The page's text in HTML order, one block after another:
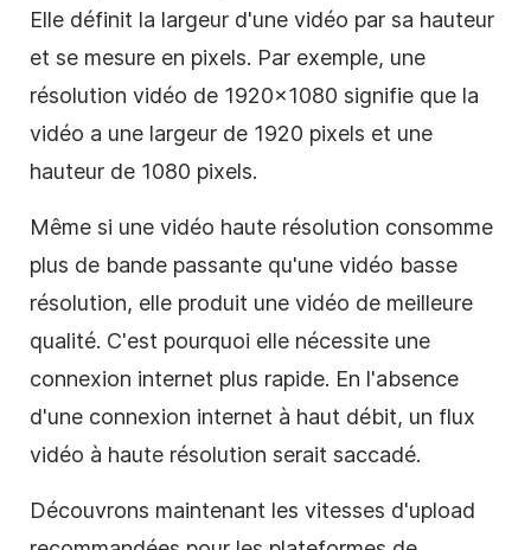
Elle définit la largeur d'une vidéo par sa hauteur
et se mesure en pixels. Par exemple, une
résolution vidéo de 1920×1080 signifie que la
vidéo a une largeur de 1920 pixels et une
hauteur de 1080 pixels.
Même si une vidéo haute résolution consomme
plus de bande passante qu'une vidéo basse
résolution, elle produit une vidéo de meilleure
qualité. C'est pourquoi elle nécessite une
connexion internet plus rapide. En l'absence
d'une connexion internet à haut débit, un flux
vidéo à haute résolution serait saccadé.
Découvrons maintenant les vitesses d'upload